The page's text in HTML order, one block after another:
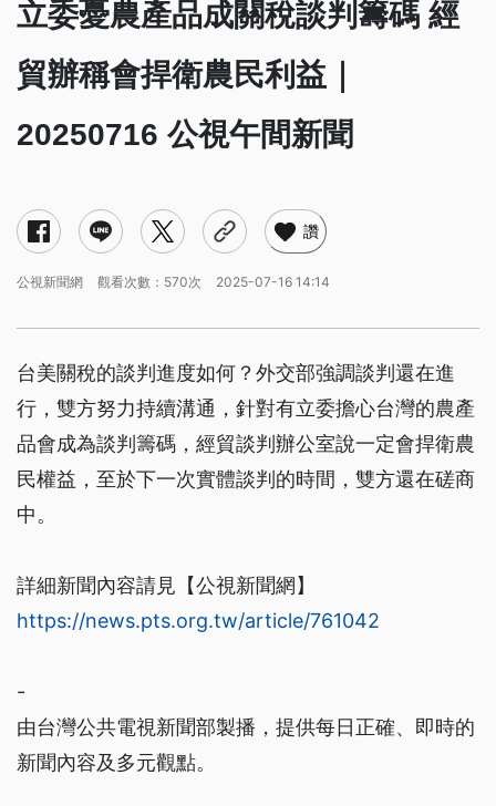
立委憂農產品成關稅談判籌碼 經
貿辦稱會捍衛農民利益｜
20250716 公視午間新聞
讚
公視新聞網 觀看次數：570次 2025-07-16 14:14
台美關稅的談判進度如何？外交部強調談判還在進
行，雙方努力持續溝通，針對有立委擔心台灣的農產
品會成為談判籌碼，經貿談判辦公室說一定會捍衛農
民權益，至於下一次實體談判的時間，雙方還在磋商
中。
詳細新聞內容請見【公視新聞網】
https://news.pts.org.tw/article/761042
-
由台灣公共電視新聞部製播，提供每日正確、即時的
新聞內容及多元觀點。